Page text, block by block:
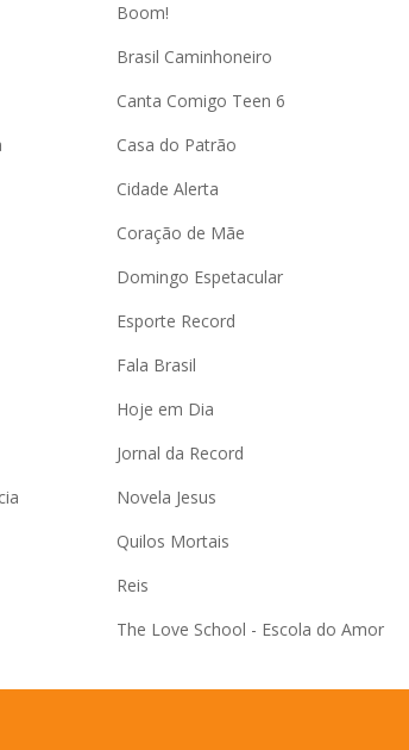
Boom!
Brasil Caminhoneiro
Canta Comigo Teen 6
Casa do Patrão
Cidade Alerta
Coração de Mãe
Domingo Espetacular
Esporte Record
Fala Brasil
Hoje em Dia
Jornal da Record
Novela Jesus
Quilos Mortais
Reis
The Love School - Escola do Amor